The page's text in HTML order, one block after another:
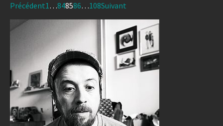
Précédent1…848586…108Suivant